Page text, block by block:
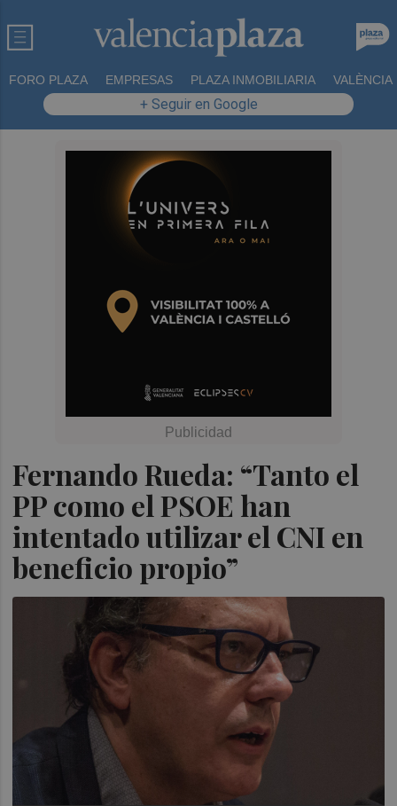
FORO PLAZA EMPRESAS PLAZA INMOBILIARIA VALÈNCIA
+ Seguir en Google
Fernando Rueda: “Tanto el
PP como el PSOE han
intentado utilizar el CNI en
beneficio propio”